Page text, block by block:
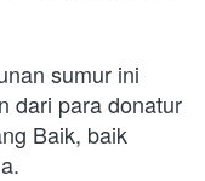
sumur ini
dari para donatur
Baik, baik